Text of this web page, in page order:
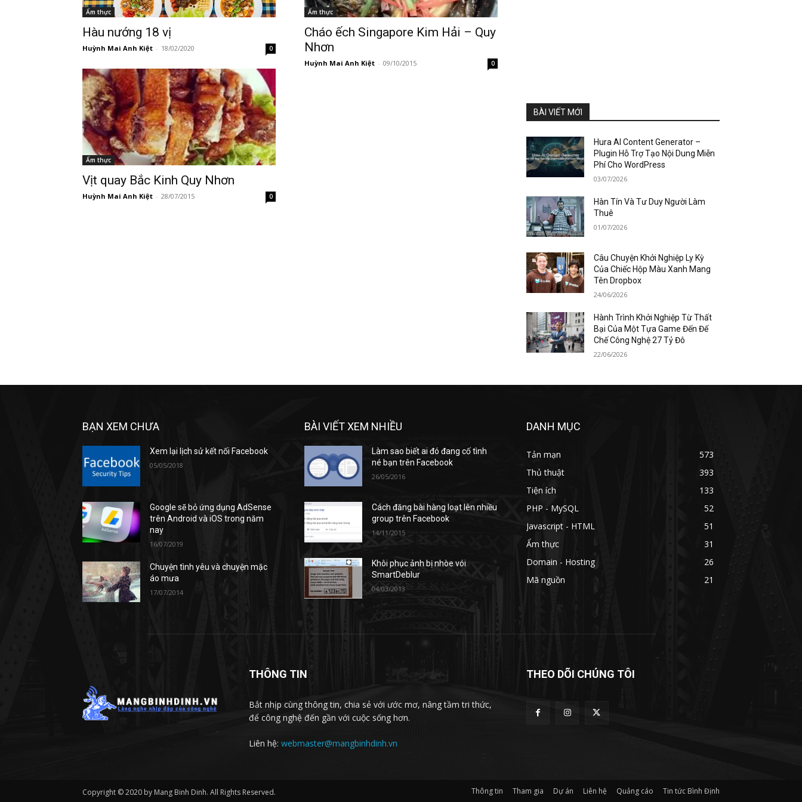
Ẩm thực
Hàu nướng 18 vị
Huỳnh Mai Anh Kiệt - 18/02/2020 0
Ẩm thực
Cháo ếch Singapore Kim Hải – Quy
Nhơn
Huỳnh Mai Anh Kiệt - 09/10/2015 0
Ẩm thực
Vịt quay Bắc Kinh Quy Nhơn
Huỳnh Mai Anh Kiệt - 28/07/2015 0
BÀI VIẾT MỚI
Hura AI Content Generator –
Plugin Hỗ Trợ Tạo Nội Dung Miễn
Phí Cho WordPress
03/07/2026
Hàn Tín Và Tư Duy Người Làm
Thuê
01/07/2026
Câu Chuyện Khởi Nghiệp Ly Kỳ
Của Chiếc Hộp Màu Xanh Mang
Tên Dropbox
24/06/2026
Hành Trình Khởi Nghiệp Từ Thất
Bại Của Một Tựa Game Đến Đế
Chế Công Nghệ 27 Tỷ Đô
22/06/2026
BẠN XEM CHƯA
Xem lại lịch sử kết nối Facebook
05/05/2018
Google sẽ bỏ ứng dụng AdSense
trên Android và iOS trong năm
nay
16/07/2019
Chuyện tình yêu và chuyện mặc
áo mưa
17/07/2014
BÀI VIẾT XEM NHIỀU
Làm sao biết ai đó đang cố tình
né bạn trên Facebook
26/05/2016
Cách đăng bài hàng loạt lên nhiều
group trên Facebook
14/11/2015
Khôi phục ảnh bị nhòe vói
SmartDeblur
04/03/2013
DANH MỤC
Tản mạn
573
Thủ thuật
393
Tiện ích
133
PHP - MySQL
52
Javascript - HTML
51
Ẩm thực
31
Domain - Hosting
26
Mã nguồn
21
THÔNG TIN
Bắt nhịp cùng thông tin, chia sẻ với ước mơ, nâng tầm tri thức,
để công nghệ đến gần với cuộc sống hơn.
Liên hệ: webmaster@mangbinhdinh.vn
THEO DÕI CHÚNG TÔI
Copyright © 2020 by Mang Binh Dinh. All Rights Reserved. Thông tin Tham gia Dự án Liên hệ Quảng cáo Tin tức Bình Định